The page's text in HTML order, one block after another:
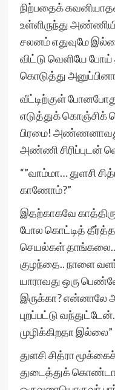
நிற்பதைக்
உள்ளிருந்து
சலனம் எதுவுமே
விட்டு வெளியே
கொடுத்து
வீட்டிற்குள்
எடுத்துக் கொஞ்சிக்
பிரமை!
அண்ணி சிரிப்புடன்
“”வாம்மா… துளசி
காணோம்?”
இதற்காகவே
போல கொட்டித்
செயல்கள்
குழந்தை.. நாளை
யாராவது ஒரு
இருக்கா? என்னாலே
புறப்பட்டு
முழிக்கிறதா இல்லை”
துளசி சித்ரா
துடைத்துக்